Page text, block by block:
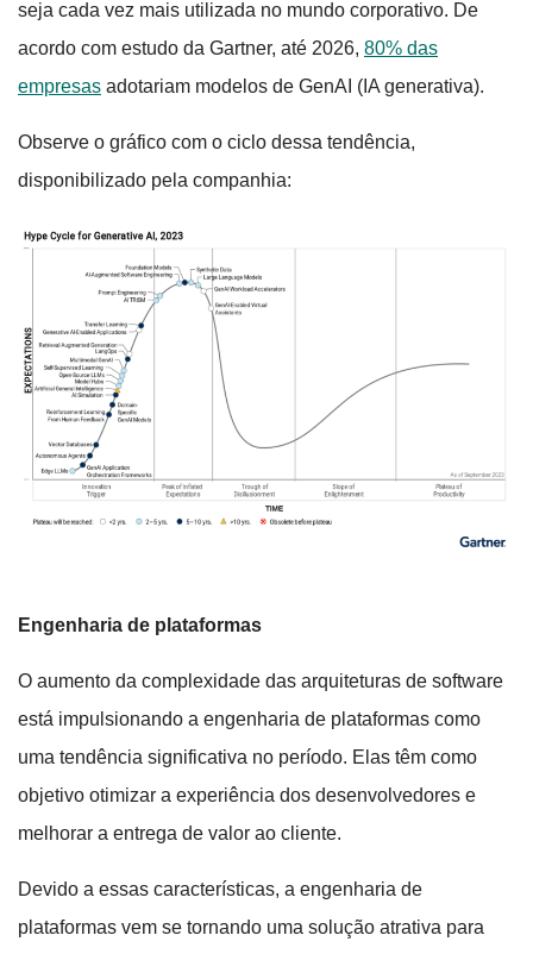
seja cada vez mais utilizada no mundo corporativo. De
acordo com estudo da Gartner, até 2026, 80% das
empresas adotariam modelos de GenAI (IA generativa).
Observe o gráfico com o ciclo dessa tendência,
disponibilizado pela companhia:
Engenharia de plataformas
O aumento da complexidade das arquiteturas de software
está impulsionando a engenharia de plataformas como
uma tendência significativa no período. Elas têm como
objetivo otimizar a experiência dos desenvolvedores e
melhorar a entrega de valor ao cliente.
Devido a essas características, a engenharia de
plataformas vem se tornando uma solução atrativa para